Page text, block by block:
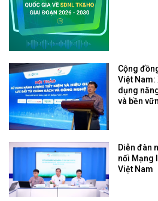
Cộng
Việt
dụng
và bền
Diễn đàn
nối Mạng
Việt Nam